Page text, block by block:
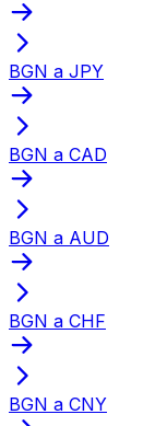
BGN a JPY
BGN a CAD
BGN a AUD
BGN a CHF
BGN a CNY